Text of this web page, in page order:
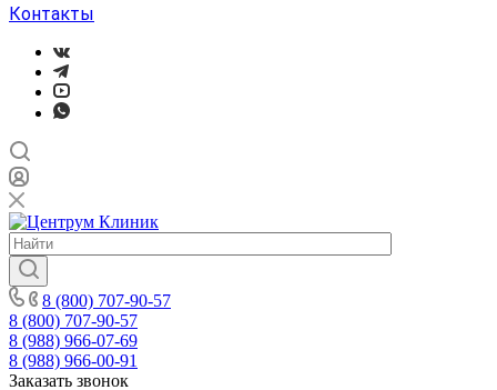
Контакты
8 (800) 707-90-57
8 (800) 707-90-57
8 (988) 966-07-69
8 (988) 966-00-91
Заказать звонок